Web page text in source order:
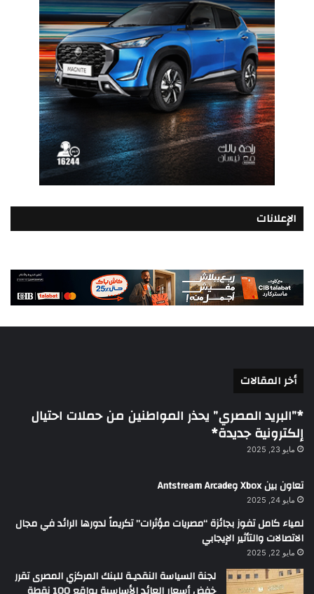
الإعلانات
أخر المقالات
*”البريد المصري” يحذر المواطنين من حملات احتيال
إلكترونية جديدة*
مايو 23, 2025
تعاون بين Xbox وAntstream Arcade
مايو 24, 2025
لمياء كامل تفوز بجائزة “مصريات مؤثرات” تكريماً لدورها الرائد في مجال
الاتصالات والتأثير الإيجابي
مايو 22, 2025
لجنة السياسة النقديـة للبنك المركزي المصرى تقرر